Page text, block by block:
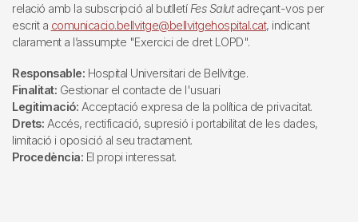
relació amb la subscripció al butlletí Fes Salutadreçant-vos per
escrit a comunicacio.bellvitge@bellvitgehospital.cat, indicant
clarament a l’assumpte "Exercici de dret LOPD".
Responsable: Hospital Universitari de Bellvitge.
Finalitat: Gestionar el contacte de l'usuari
Legitimació: Acceptació expresa de la política de privacitat.
Drets: Accés, rectificació, supresió i portabilitat de les dades,
limitació i oposició al seu tractament.
Procedència: El propi interessat.